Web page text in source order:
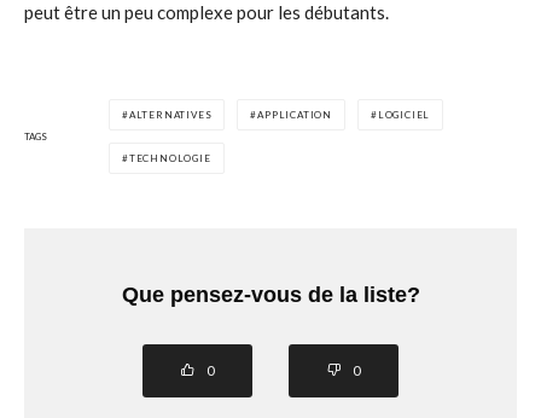
peut être un peu complexe pour les débutants.
TAGS
ALTERNATIVES APPLICATION LOGICIEL
TECHNOLOGIE
Que pensez-vous de la liste?
0 0